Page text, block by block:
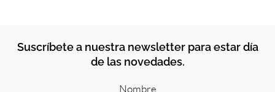
Suscríbete a nuestra newsletter para estar día
de las novedades.
Nombre